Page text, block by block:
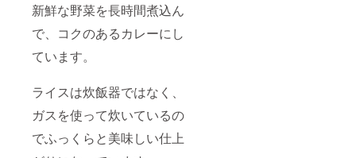
新鮮な野菜を長時間煮込ん
で、コクのあるカレーにし
ています。
ライスは炊飯器ではなく、
ガスを使って炊いているの
でふっくらと美味しい仕上